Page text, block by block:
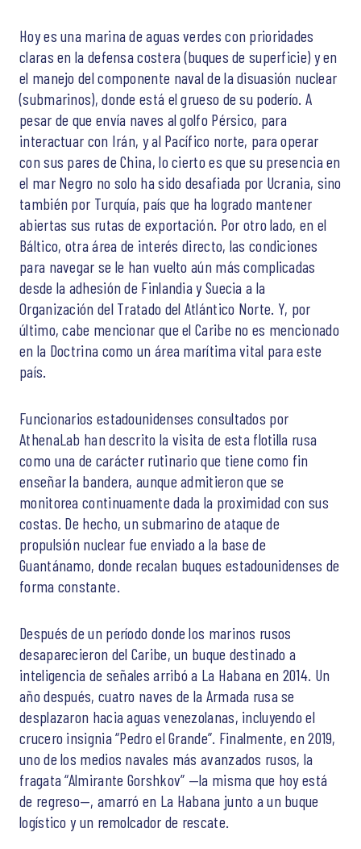
Hoy es una marina de aguas verdes con prioridades
claras en la defensa costera (buques de superficie) y en
el manejo del componente naval de la disuasión nuclear
(submarinos), donde está el grueso de su poderío. A
pesar de que envía naves al golfo Pérsico, para
interactuar con Irán, y al Pacífico norte, para operar
con sus pares de China, lo cierto es que su presencia en
el mar Negro no solo ha sido desafiada por Ucrania, sino
también por Turquía, país que ha logrado mantener
abiertas sus rutas de exportación. Por otro lado, en el
Báltico, otra área de interés directo, las condiciones
para navegar se le han vuelto aún más complicadas
desde la adhesión de Finlandia y Suecia a la
Organización del Tratado del Atlántico Norte. Y, por
último, cabe mencionar que el Caribe no es mencionado
en la Doctrina como un área marítima vital para este
país.
Funcionarios estadounidenses consultados por
AthenaLab han descrito la visita de esta flotilla rusa
como una de carácter rutinario que tiene como fin
enseñar la bandera, aunque admitieron que se
monitorea continuamente dada la proximidad con sus
costas. De hecho, un submarino de ataque de
propulsión nuclear fue enviado a la base de
Guantánamo, donde recalan buques estadounidenses de
forma constante.
Después de un período donde los marinos rusos
desaparecieron del Caribe, un buque destinado a
inteligencia de señales arribó a La Habana en 2014. Un
año después, cuatro naves de la Armada rusa se
desplazaron hacia aguas venezolanas, incluyendo el
crucero insignia “Pedro el Grande”. Finalmente, en 2019,
uno de los medios navales más avanzados rusos, la
fragata “Almirante Gorshkov” —la misma que hoy está
de regreso—, amarró en La Habana junto a un buque
logístico y un remolcador de rescate.